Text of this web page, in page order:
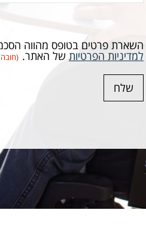
השארת פרטים בטופס מהווה
למדיניות הפרטיות של האתר.
שלח